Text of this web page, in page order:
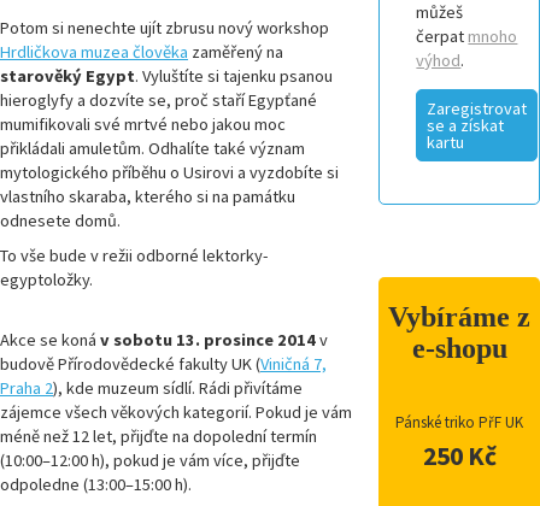
Potom si nenechte ujít zbrusu nový workshop
Hrdličkova muzea člověka zaměřený na
starověký Egypt. Vyluštíte si tajenku psanou
hieroglyfy a dozvíte se, proč staří Egypťané
mumifikovali své mrtvé nebo jakou moc
přikládali amuletům. Odhalíte také význam
mytologického příběhu o Usirovi a vyzdobíte si
vlastního skaraba, kterého si na památku
odnesete domů.
To vše bude v režii odborné lektorky-
egyptoložky.
Akce se koná v sobotu 13. prosince 2014v
budově Přírodovědecké fakulty UK (Viničná 7,
Praha 2), kde muzeum sídlí. Rádi přivítáme
zájemce všech věkových kategorií. Pokud je vám
méně než 12 let, přijďte na dopolední termín
(10:00–12:00 h), pokud je vám více, přijďte
odpoledne (13:00–15:00 h).
můžeš
čerpat mnoho
výhod.
Zaregistrovat
se a získat
kartu
Vybíráme z
e-shopu
Pánské triko PřF UK
250 Kč